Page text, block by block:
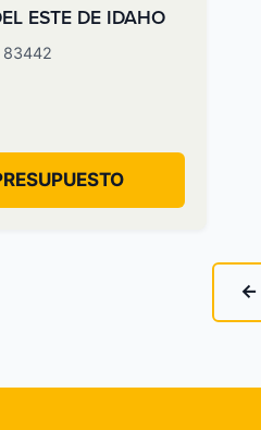
ESTE DE IDAHO
83442
←